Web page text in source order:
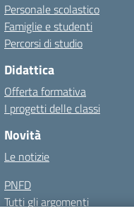
Personale scolastico
Famiglie e studenti
Percorsi di studio
Didattica
Offerta formativa
I progetti delle classi
Novità
Le notizie
PNFD
Tutti gli argomenti